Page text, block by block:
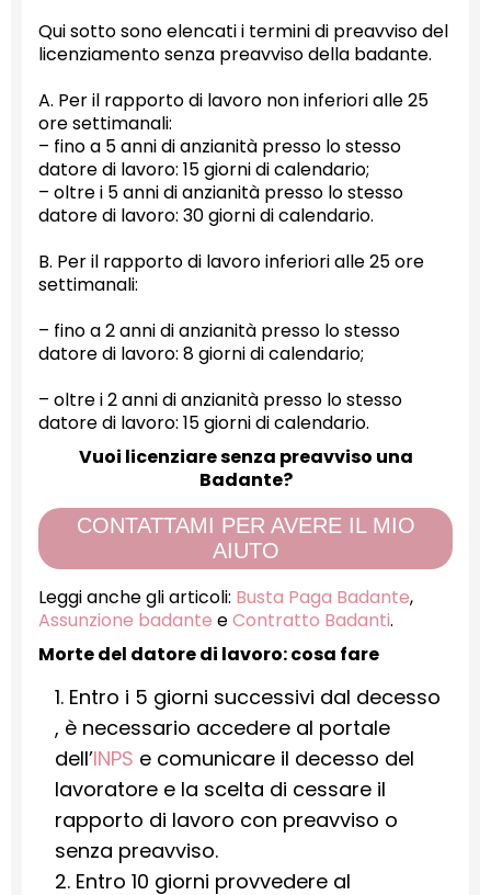
Qui sotto sono elencati i termini di preavviso del
licenziamento senza preavviso della badante.
A. Per il rapporto di lavoro non inferiori alle 25
ore settimanali:
– fino a 5 anni di anzianità presso lo stesso
datore di lavoro: 15 giorni di calendario;
– oltre i 5 anni di anzianità presso lo stesso
datore di lavoro: 30 giorni di calendario.
B. Per il rapporto di lavoro inferiori alle 25 ore
settimanali:
– fino a 2 anni di anzianità presso lo stesso
datore di lavoro: 8 giorni di calendario;
– oltre i 2 anni di anzianità presso lo stesso
datore di lavoro: 15 giorni di calendario.
Vuoi licenziare senza preavviso una
Badante?
CONTATTAMI PER AVERE IL MIO
AIUTO
Leggi anche gli articoli: Busta Paga Badante,
Assunzione badante eContratto Badanti.
Morte del datore di lavoro: cosa fare
1. Entro i 5 giorni successivi dal decesso
, è necessario accedere al portale
dell’INPS e comunicare il decesso del
lavoratore e la scelta di cessare il
rapporto di lavoro con preavviso o
senza preavviso.
2. Entro 10 giorni provvedere al